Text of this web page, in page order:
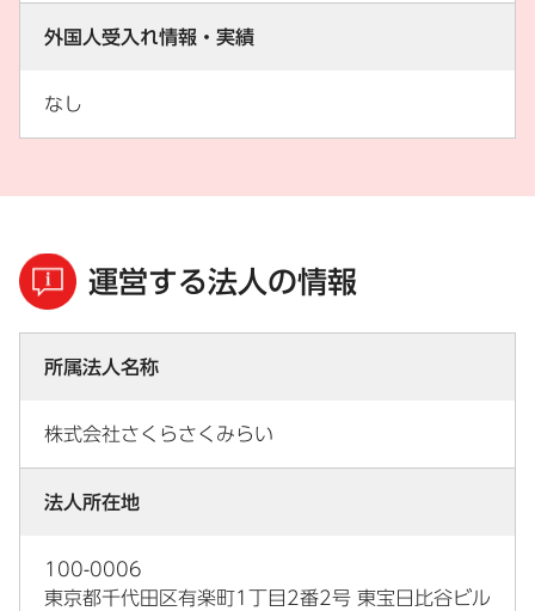
外国人受入れ情報・実績
なし
運営する法人の情報
所属法人名称
株式会社さくらさくみらい
法人所在地
100-0006
東京都千代田区有楽町1丁目2番2号 東宝日比谷ビル